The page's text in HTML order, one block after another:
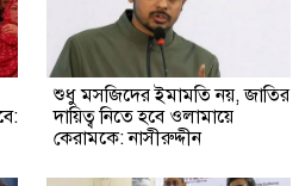
শুধু মসজিদের ইমামতি নয়, জাতির
দায়িত্ব নিতে হবে ওলামায়ে
কেরামকে: নাসীরুদ্দীন